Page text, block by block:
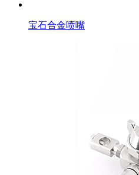
宝石合金喷嘴